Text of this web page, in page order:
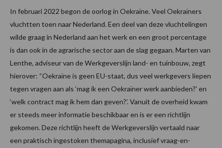
In februari 2022 begon de oorlog in Oekraïne. Veel Oekraïners
vluchtten toen naar Nederland. Een deel van deze vluchtelingen
wilde graag in Nederland aan het werk en een groot percentage
is dan ook in de agrarische sector aan de slag gegaan. Marten van
Lenthe, adviseur van de Werkgeverslijn land- en tuinbouw, zegt
hierover: “Oekraïne is geen EU-staat, dus veel werkgevers liepen
tegen vragen aan als ‘mag ik een Oekraïner werk aanbieden?’ en
‘welk contract mag ik hem dan geven?’. Vanuit de overheid kwam
er steeds meer informatie beschikbaar en is er een richtlijn
gekomen. Deze richtlijn heeft de Werkgeverslijn vertaald naar
een praktisch ingestoken themapagina, inclusief vraag-en-